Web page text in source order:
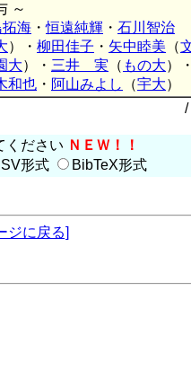
～
海 ・恒遠純輝 ・ 石川智治
）・ 柳田佳子 ・ 矢中睦美 （
大）・ 三井 実 （ もの大）・
和也 ・ 阿山みよし （宇大）
/
ください ＮＥＷ！！
形式 BibTeX形式
ジに戻る]